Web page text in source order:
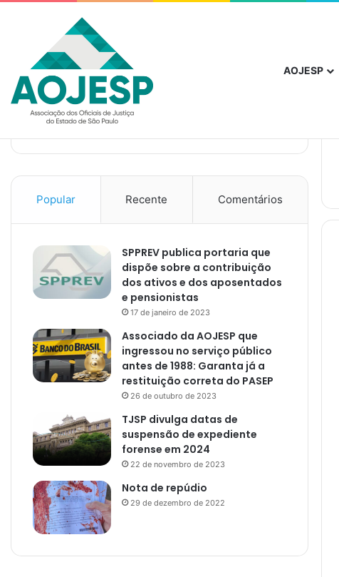
AOJESP
segunda-feira, agosto 10 2026
Popular Recente Comentários
SPPREV publica portaria que
dispõe sobre a contribuição
dos ativos e dos aposentados
e pensionistas
17 de janeiro de 2023
Associado da AOJESP que
ingressou no serviço público
antes de 1988: Garanta já a
restituição correta do PASEP
26 de outubro de 2023
TJSP divulga datas de
suspensão de expediente
forense em 2024
22 de novembro de 2023
Nota de repúdio
29 de dezembro de 2022